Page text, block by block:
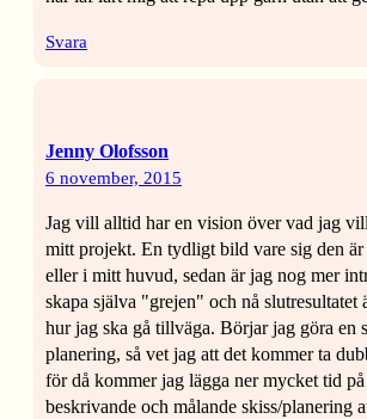
Svara
Jenny Olofsson
6 november, 2015
Jag vill alltid har en vision över vad jag
mitt projekt. En tydligt bild vare sig den är
eller i mitt huvud, sedan är jag nog mer
skapa själva "grejen" och nå slutresultatet
hur jag ska gå tillväga. Börjar jag göra en
planering, så vet jag att det kommer ta
för då kommer jag lägga ner mycket tid
beskrivande och målande skiss/planering